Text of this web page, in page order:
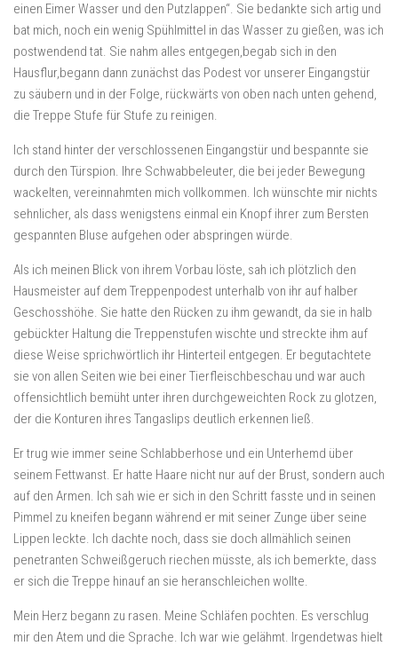
einen Eimer Wasser und den Putzlappen“. Sie bedankte sich artig und
bat mich, noch ein wenig Spühlmittel in das Wasser zu gießen, was ich
postwendend tat. Sie nahm alles entgegen,begab sich in den
Hausflur,begann dann zunächst das Podest vor unserer Eingangstür
zu säubern und in der Folge, rückwärts von oben nach unten gehend,
die Treppe Stufe für Stufe zu reinigen.
Ich stand hinter der verschlossenen Eingangstür und bespannte sie
durch den Türspion. Ihre Schwabbeleuter, die bei jeder Bewegung
wackelten, vereinnahmten mich vollkommen. Ich wünschte mir nichts
sehnlicher, als dass wenigstens einmal ein Knopf ihrer zum Bersten
gespannten Bluse aufgehen oder abspringen würde.
Als ich meinen Blick von ihrem Vorbau löste, sah ich plötzlich den
Hausmeister auf dem Treppenpodest unterhalb von ihr auf halber
Geschosshöhe. Sie hatte den Rücken zu ihm gewandt, da sie in halb
gebückter Haltung die Treppenstufen wischte und streckte ihm auf
diese Weise sprichwörtlich ihr Hinterteil entgegen. Er begutachtete
sie von allen Seiten wie bei einer Tierfleischbeschau und war auch
offensichtlich bemüht unter ihren durchgeweichten Rock zu glotzen,
der die Konturen ihres Tangaslips deutlich erkennen ließ.
Er trug wie immer seine Schlabberhose und ein Unterhemd über
seinem Fettwanst. Er hatte Haare nicht nur auf der Brust, sondern auch
auf den Armen. Ich sah wie er sich in den Schritt fasste und in seinen
Pimmel zu kneifen begann während er mit seiner Zunge über seine
Lippen leckte. Ich dachte noch, dass sie doch allmählich seinen
penetranten Schweißgeruch riechen müsste, als ich bemerkte, dass
er sich die Treppe hinauf an sie heranschleichen wollte.
Mein Herz begann zu rasen. Meine Schläfen pochten. Es verschlug
mir den Atem und die Sprache. Ich war wie gelähmt. Irgendetwas hielt